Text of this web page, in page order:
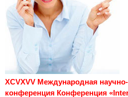
XCVXVV Международная научно-
конференция Конференция